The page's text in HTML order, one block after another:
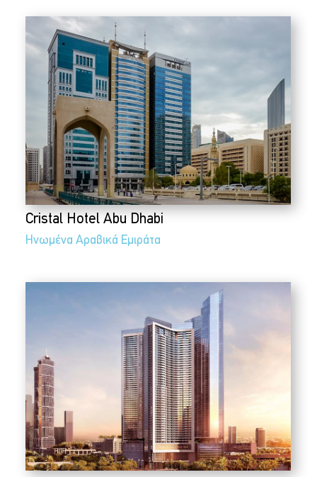
Cristal Hotel Abu Dhabi
Ηνωμένα Αραβικά Εμιράτα